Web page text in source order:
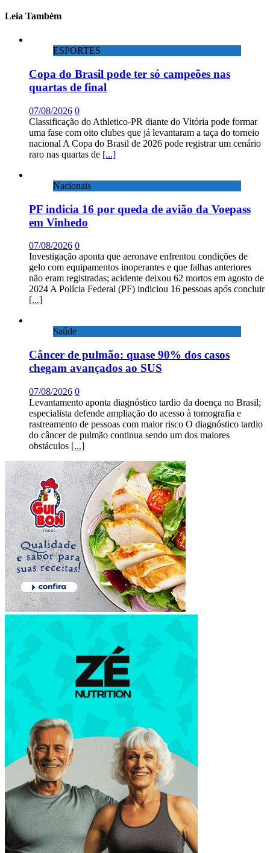
Leia Também
ESPORTES
Copa do Brasil pode ter só campeões nas
quartas de final
07/08/2026 0
Classificação do Athletico-PR diante do Vitória pode formar
uma fase com oito clubes que já levantaram a taça do torneio
nacional A Copa do Brasil de 2026 pode registrar um cenário
raro nas quartas de [...]
Nacionais
PF indicia 16 por queda de avião da Voepass
em Vinhedo
07/08/2026 0
Investigação aponta que aeronave enfrentou condições de
gelo com equipamentos inoperantes e que falhas anteriores
não eram registradas; acidente deixou 62 mortos em agosto de
2024 A Polícia Federal (PF) indiciou 16 pessoas após concluir
[...]
Saúde
Câncer de pulmão: quase 90% dos casos
chegam avançados ao SUS
07/08/2026 0
Levantamento aponta diagnóstico tardio da doença no Brasil;
especialista defende ampliação do acesso à tomografia e
rastreamento de pessoas com maior risco O diagnóstico tardio
do câncer de pulmão continua sendo um dos maiores
obstáculos [...]